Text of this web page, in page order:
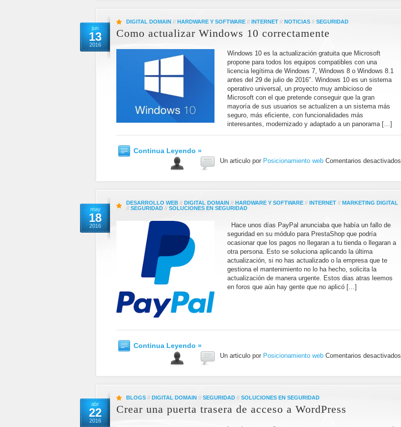
jun
13
2016
DIGITAL DOMAIN // HARDWARE Y SOFTWARE // INTERNET // NOTICIAS // SEGURIDAD
Como actualizar Windows 10 correctamente
Windows 10 es la actualización gratuita que Microsoft
propone para todos los equipos compatibles con una
licencia legítima de Windows 7, Windows 8 o Windows 8.1
antes del 29 de julio de 2016″. Windows 10 es un sistema
operativo universal, un proyecto muy ambicioso de
Microsoft con el que pretende conseguir que la gran
mayoría de sus usuarios se actualizen a un sistema más
seguro, más eficiente, con funcionalidades más
interesantes, modernizado y adaptado a un panorama […]
Continua Leyendo »
Un articulo por Posicionamiento web Comentarios desactivados
may
18
2016
DESARROLLO WEB // DIGITAL DOMAIN // HARDWARE Y SOFTWARE // INTERNET // MARKETING DIGITAL
// SEGURIDAD // SOLUCIONES EN SEGURIDAD
Hace unos días PayPal anunciaba que había un fallo de
seguridad en su módulo para PrestaShop que podría
ocasionar que los pagos no llegaran a tu tienda o llegaran a
otra persona. Esto se soluciona aplicando la última
actualización, si no has actualizado o la empresa que te
gestiona el mantenimiento no lo ha hecho, solicita la
actualización de manera urgente. Estos dias atras leemos
en foros que aún hay gente que no aplicó […]
Continua Leyendo »
Un articulo por Posicionamiento web Comentarios desactivados
abr
22
2016
BLOGS // DIGITAL DOMAIN // SEGURIDAD // SOLUCIONES EN SEGURIDAD
Crear una puerta trasera de acceso a WordPress